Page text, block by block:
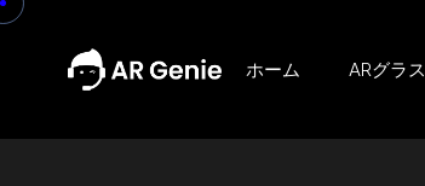
ホーム ARグラス